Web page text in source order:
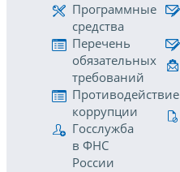
Программные
средства
Перечень
обязательных
требований
Противодействие
коррупции
Госслужба
в ФНС
России